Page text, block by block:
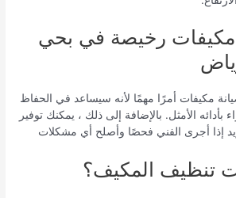
مكيفات رخيصة في بحي
مكيفات أمرًا مهمًا لأنه سيساعد في الحفاظ
الأمثل. بالإضافة إلى ذلك ، يمكنك توفير
إذا أجرى الفني فحصًا وأصلح أي مشكلات
تنظيف المكيف؟